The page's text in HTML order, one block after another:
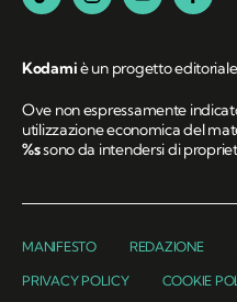
Kodamiè un progetto
Ove non espressamente
utilizzazione economica del
%ssono da intendersi di
MANIFESTO REDAZIONE
PRIVACY POLICY COOKIE